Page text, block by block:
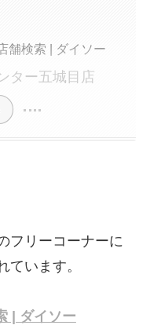
舗検索 | ダイソー
ター五城目店
フリーコーナーに
ています。
| ダイソー